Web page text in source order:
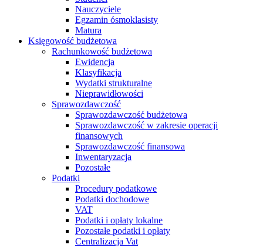
Nauczyciele
Egzamin ósmoklasisty
Matura
Księgowość budżetowa
Rachunkowość budżetowa
Ewidencja
Klasyfikacja
Wydatki strukturalne
Nieprawidłowości
Sprawozdawczość
Sprawozdawczość budżetowa
Sprawozdawczość w zakresie operacji
finansowych
Sprawozdawczość finansowa
Inwentaryzacja
Pozostałe
Podatki
Procedury podatkowe
Podatki dochodowe
VAT
Podatki i opłaty lokalne
Pozostałe podatki i opłaty
Centralizacja Vat